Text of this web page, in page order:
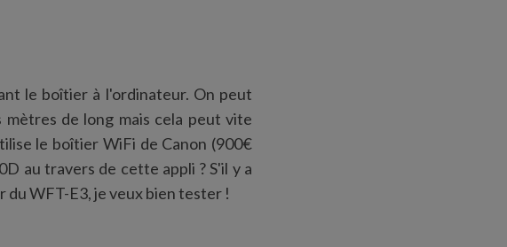
le boîtier à l'ordinateur. On peut
mètres de long mais cela peut vite
le boîtier WiFi de Canon (900€
au travers de cette appli ? S'il y a
du WFT-E3, je veux bien tester !